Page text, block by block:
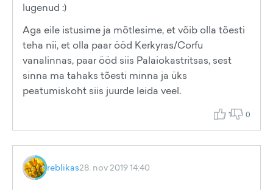
lugenud :)
Aga eile istusime ja mõtlesime, et võib olla tõesti
teha nii, et olla paar ööd Kerkyras/Corfu
vanalinnas, paar ööd siis Palaiokastritsas, sest
sinna ma tahaks tõesti minna ja üks
peatumiskoht siis juurde leida veel.
1 0
reblikas28. nov 2019 14:40